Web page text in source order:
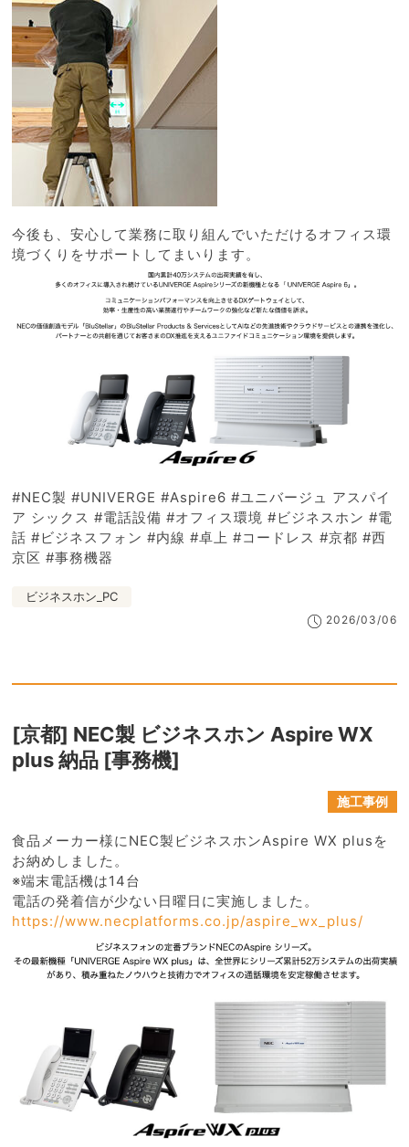
今後も、安心して業務に取り組んでいただけるオフィス環
境づくりをサポートしてまいります。
#NEC製 #UNIVERGE #Aspire6 #ユニバージュ アスパイ
ア シックス #電話設備 #オフィス環境 #ビジネスホン #電
話 #ビジネスフォン #内線 #卓上 #コードレス #京都 #西
京区 #事務機器
ビジネスホン_PC
2026/03/06
[京都] NEC製 ビジネスホン Aspire WX
plus 納品 [事務機]
施工事例
食品メーカー様にNEC製ビジネスホンAspire WX plusを
お納めしました。
※端末電話機は14台
電話の発着信が少ない日曜日に実施しました。
https://www.necplatforms.co.jp/aspire_wx_plus/